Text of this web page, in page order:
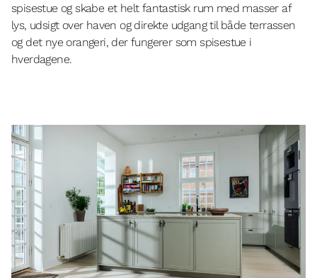
spisestue og skabe et helt fantastisk rum med masser af
lys, udsigt over haven og direkte udgang til både terrassen
og det nye orangeri, der fungerer som spisestue i
hverdagene.